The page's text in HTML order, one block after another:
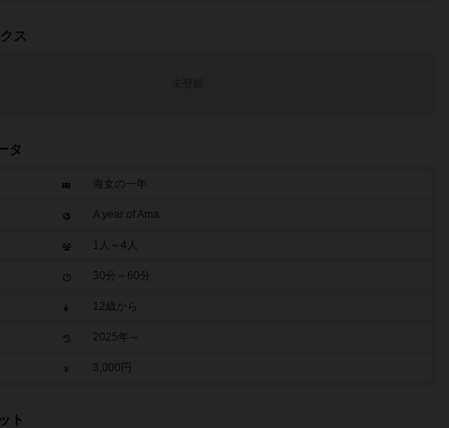
ス
タ
海女の一年
A year of Ama
1人～4人
30分～60分
12歳から
2025年～
3,000円
ト